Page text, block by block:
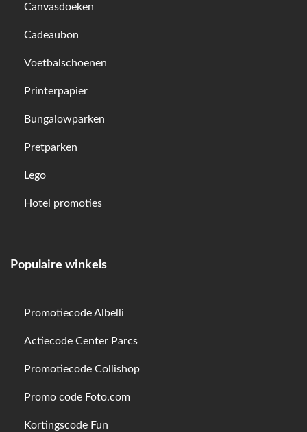
Canvasdoeken
Cadeaubon
Voetbalschoenen
Printerpapier
Bungalowparken
Pretparken
Lego
Hotel promoties
Populaire winkels
Promotiecode Albelli
Actiecode Center Parcs
Promotiecode Collishop
Promo code Foto.com
Kortingscode Fun